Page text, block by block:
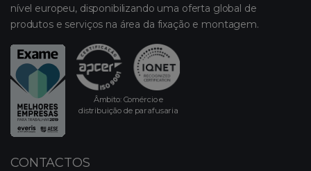
nível europeu, disponibilizando uma oferta global de
produtos e serviços na área da fixação e montagem.
Âmbito: Comércio e
distribuição de parafusaria
CONTACTOS